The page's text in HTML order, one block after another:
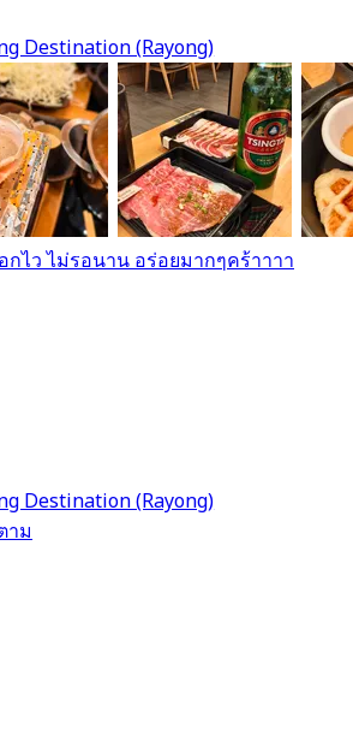
Destination (Rayong)
ไว ไม่รอนาน อร่อยมากๆคร้าาาา
Destination (Rayong)
าม